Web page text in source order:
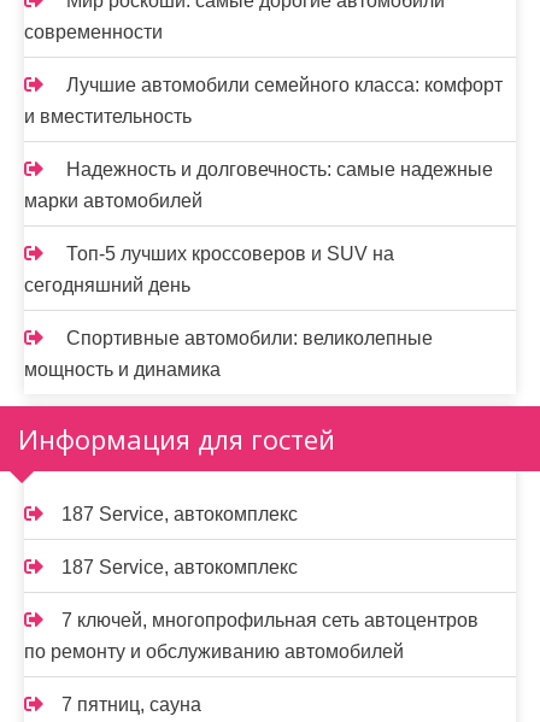
современности
Лучшие автомобили семейного класса: комфорт
и вместительность
Надежность и долговечность: самые надежные
марки автомобилей
Топ-5 лучших кроссоверов и SUV на
сегодняшний день
Спортивные автомобили: великолепные
мощность и динамика
Информация для гостей
187 Service, автокомплекс
187 Service, автокомплекс
7 ключей, многопрофильная сеть автоцентров
по ремонту и обслуживанию автомобилей
7 пятниц, сауна